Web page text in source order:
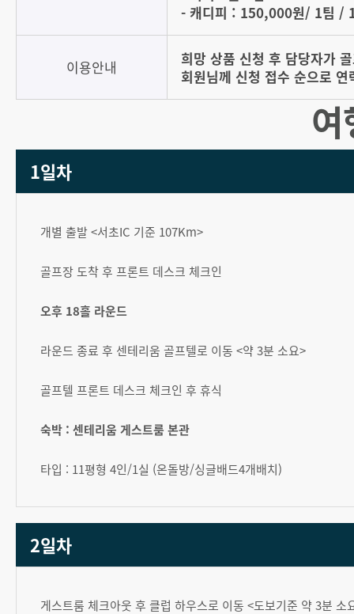
- 캐디피 : 150,000원/ 1팀 /
이용안내
희망 상품 신청 후 담당자가
회원님께 신청 접수 순으로
1일차
개별 출발 <서초IC 기준 107Km>
골프장 도착 후 프론트 데스크 체크인
오후 18홀 라운드
라운드 종료 후 센테리움 골프텔로 이동 <약 3분 소요>
골프텔 프론트 데스크 체크인 후 휴식
숙박 : 센테리움 게스트룸 본관
타입 : 11평형 4인/1실 (온돌방/싱글배드4개배치)
2일차
게스트룸 체크아웃 후 클럽 하우스로 이동 <도보기준 약 3분 소